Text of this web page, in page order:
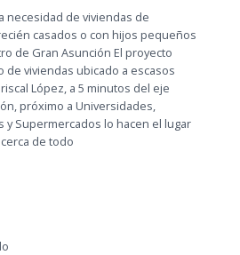
necesidad de viviendas de
casados o con hijos pequeños
de Gran Asunción El proyecto
de viviendas ubicado a escasos
López, a 5 minutos del eje
próximo a Universidades,
y Supermercados lo hacen el lugar
de todo